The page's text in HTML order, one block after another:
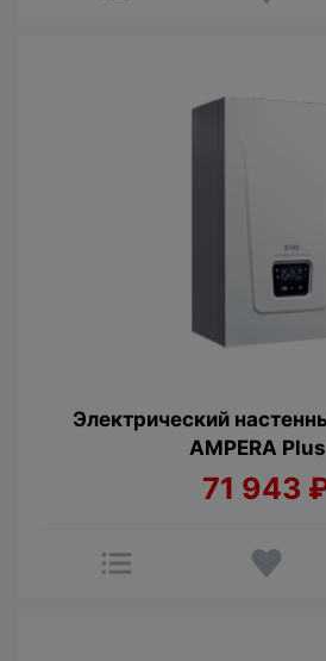
Электрический
AMPERA
71 943